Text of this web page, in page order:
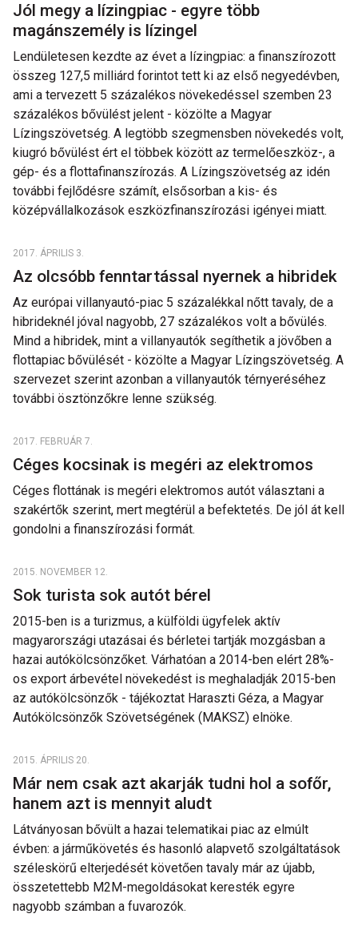
Jól megy a lízingpiac - egyre több
magánszemély is lízingel
Lendületesen kezdte az évet a lízingpiac: a finanszírozott
összeg 127,5 milliárd forintot tett ki az első negyedévben,
ami a tervezett 5 százalékos növekedéssel szemben 23
százalékos bővülést jelent - közölte a Magyar
Lízingszövetség. A legtöbb szegmensben növekedés volt,
kiugró bővülést ért el többek között az termelőeszköz-, a
gép- és a flottafinanszírozás. A Lízingszövetség az idén
további fejlődésre számít, elsősorban a kis- és
középvállalkozások eszközfinanszírozási igényei miatt.
2017. ÁPRILIS 3.
Az olcsóbb fenntartással nyernek a hibridek
Az európai villanyautó-piac 5 százalékkal nőtt tavaly, de a
hibrideknél jóval nagyobb, 27 százalékos volt a bővülés.
Mind a hibridek, mint a villanyautók segíthetik a jövőben a
flottapiac bővülését - közölte a Magyar Lízingszövetség. A
szervezet szerint azonban a villanyautók térnyeréséhez
további ösztönzőkre lenne szükség.
2017. FEBRUÁR 7.
Céges kocsinak is megéri az elektromos
Céges flottának is megéri elektromos autót választani a
szakértők szerint, mert megtérül a befektetés. De jól át kell
gondolni a finanszírozási formát.
2015. NOVEMBER 12.
Sok turista sok autót bérel
2015-ben is a turizmus, a külföldi ügyfelek aktív
magyarországi utazásai és bérletei tartják mozgásban a
hazai autókölcsönzőket. Várhatóan a 2014-ben elért 28%-
os export árbevétel növekedést is meghaladják 2015-ben
az autókölcsönzők - tájékoztat Haraszti Géza, a Magyar
Autókölcsönzők Szövetségének (MAKSZ) elnöke.
2015. ÁPRILIS 20.
Már nem csak azt akarják tudni hol a sofőr,
hanem azt is mennyit aludt
Látványosan bővült a hazai telematikai piac az elmúlt
évben: a járműkövetés és hasonló alapvető szolgáltatások
széleskörű elterjedését követően tavaly már az újabb,
összetettebb M2M-megoldásokat keresték egyre
nagyobb számban a fuvarozók.